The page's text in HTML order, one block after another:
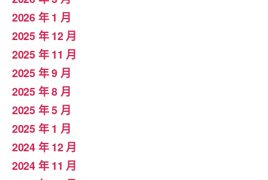
2026 年 1 月
2025 年 12 月
2025 年 11 月
2025 年 9 月
2025 年 8 月
2025 年 5 月
2025 年 1 月
2024 年 12 月
2024 年 11 月